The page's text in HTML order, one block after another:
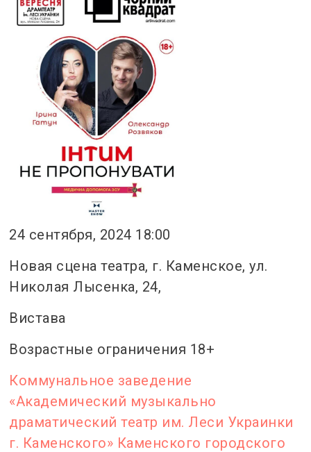
24 сентября, 2024 18:00
Новая сцена театра, г. Каменское, ул.
Николая Лысенка, 24,
Вистава
Возрастные ограничения 18+
Коммунальное заведение
«Академический музыкально
драматический театр им. Леси Украинки
г. Каменского» Каменского городского